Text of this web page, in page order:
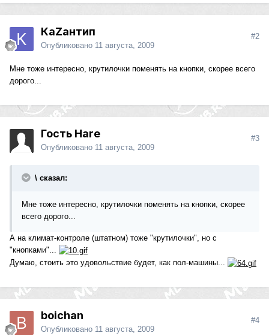
КаZантип
Опубликовано 11 августа, 2009
#2
Мне тоже интересно, крутилочки поменять на кнопки, скорее всего
дорого...
Гость Hare
Опубликовано 11 августа, 2009
#3
\ сказал:
Мне тоже интересно, крутилочки поменять на кнопки, скорее
всего дорого...
А на климат-контроле (штатном) тоже "крутилочки", но с
"кнопками"...
Думаю, стоить это удовольствие будет, как пол-машины...
boichan
Опубликовано 11 августа, 2009
#4